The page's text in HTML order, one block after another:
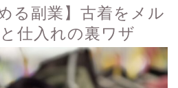
る副業】古着をメル
仕入れの裏ワザ